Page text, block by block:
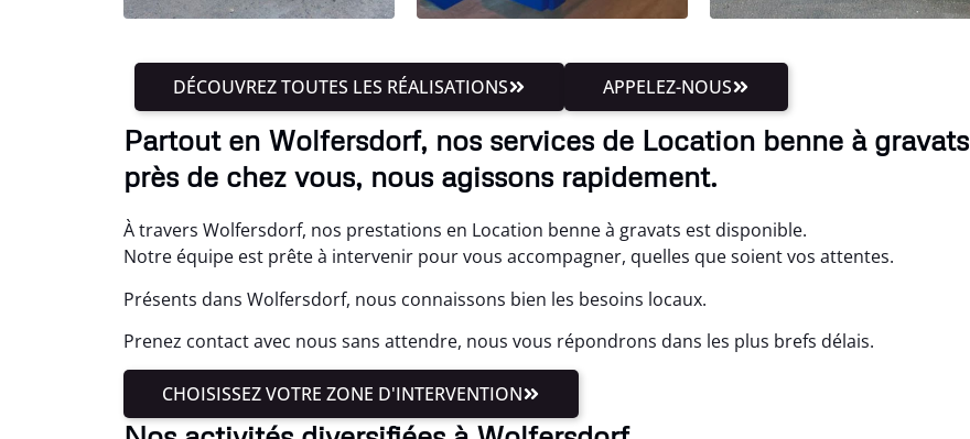
DÉCOUVREZ TOUTES LES RÉALISATIONS APPELEZ-NOUS
Partout en Wolfersdorf, nos services de Location benne à gravats
près de chez vous, nous agissons rapidement.
À travers Wolfersdorf, nos prestations en Location benne à gravats est disponible.
Notre équipe est prête à intervenir pour vous accompagner, quelles que soient vos attentes.
Présents dans Wolfersdorf, nous connaissons bien les besoins locaux.
Prenez contact avec nous sans attendre, nous vous répondrons dans les plus brefs délais.
CHOISISSEZ VOTRE ZONE D'INTERVENTION